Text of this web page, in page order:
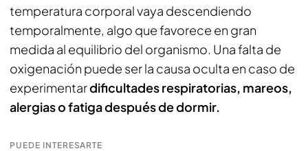
temperatura corporal vaya descendiendo
temporalmente, algo que favorece en gran
medida al equilibrio del organismo. Una falta de
oxigenación puede ser la causa oculta en caso de
experimentardificultades respiratorias, mareos,
alergias o fatiga después de dormir.
PUEDE INTERESARTE